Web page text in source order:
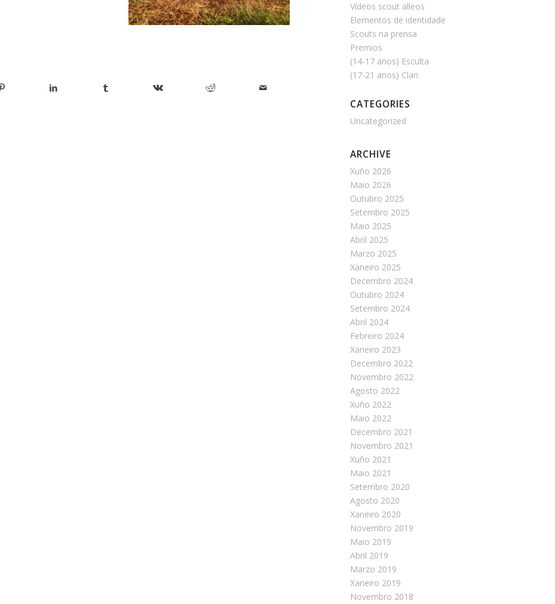
Vídeos scout alleos
Elementos de identidade
Scouts na prensa
Premios
(14-17 anos) Esculta
(17-21 anos) Clan
CATEGORIES
Uncategorized
ARCHIVE
Xuño 2026
Maio 2026
Outubro 2025
Setembro 2025
Maio 2025
Abril 2025
Marzo 2025
Xaneiro 2025
Decembro 2024
Outubro 2024
Setembro 2024
Abril 2024
Febreiro 2024
Xaneiro 2023
Decembro 2022
Novembro 2022
Agosto 2022
Xuño 2022
Maio 2022
Decembro 2021
Novembro 2021
Xuño 2021
Maio 2021
Setembro 2020
Agosto 2020
Xaneiro 2020
Novembro 2019
Maio 2019
Abril 2019
Marzo 2019
Xaneiro 2019
Novembro 2018